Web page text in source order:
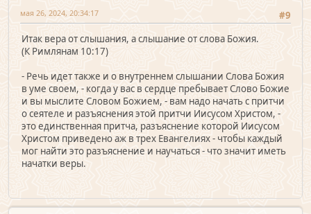
#9
мая 26, 2024, 20:34:17
Итак вера от слышания, а слышание от слова Божия.
(К Римлянам 10:17)
- Речь идет также и о внутреннем слышании Слова Божия
в уме своем, - когда у вас в сердце пребывает Слово Божие
и вы мыслите Словом Божием, - вам надо начать с притчи
о сеятеле и разъяснения этой притчи Иисусом Христом, -
это единственная притча, разъяснение которой Иисусом
Христом приведено аж в трех Евангелиях - чтобы каждый
мог найти это разъяснение и научаться - что значит иметь
начатки веры.